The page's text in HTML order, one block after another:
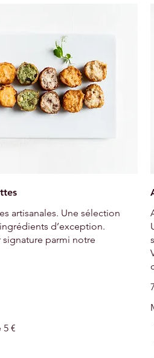
artisanales. Une sélection
d’exception.
signature parmi notre
5 €